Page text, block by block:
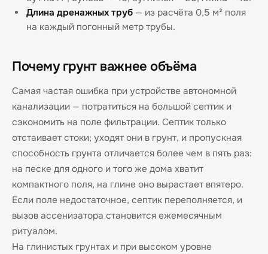
Длина дренажных труб — из расчёта 0,5 м² поля
на каждый погонный метр трубы.
Почему грунт важнее объёма
Самая частая ошибка при устройстве автономной
канализации — потратиться на большой септик и
сэкономить на поле фильтрации. Септик только
отстаивает стоки; уходят они в грунт, и пропускная
способность грунта отличается более чем в пять раз:
на песке для одного и того же дома хватит
компактного поля, на глине оно вырастает впятеро.
Если поле недостаточное, септик переполняется, и
вызов ассенизатора становится ежемесячным
ритуалом.
На глинистых грунтах и при высоком уровне